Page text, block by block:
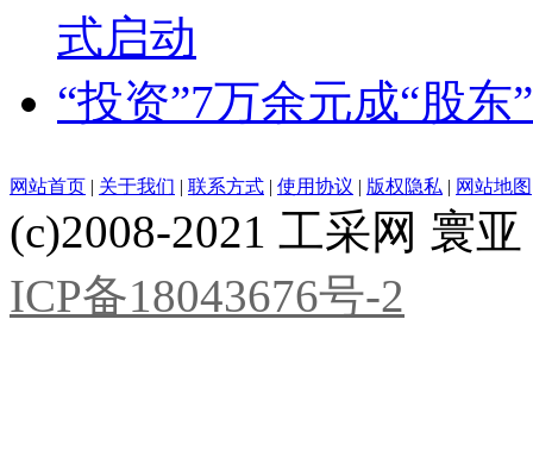
式启动
“投资”7万余元成“股
网站首页 | 关于我们 | 联系方式 | 使用协议 | 版权隐私 | 网站地图
(c)2008-2021 工采网 寰
ICP备18043676号-2